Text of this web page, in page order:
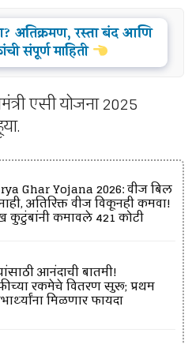
अतिक्रमण, रस्ता बंद आणि
संपूर्ण माहिती
एसी योजना 2025
Ghar Yojana 2026: वीज बिल
अतिरिक्त वीज विकूनही कमवा!
कुटुंबांनी कमावले ₹421 कोटी
आनंदाची बातमी!
रकमेचे वितरण सुरू; प्रथम
मिळणार फायदा